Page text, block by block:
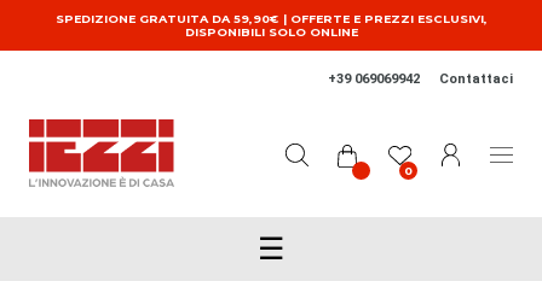
Salta al contenuto principale
SPEDIZIONE GRATUITA DA 59,90€ | OFFERTE E PREZZI ESCLUSIVI,
DISPONIBILI SOLO ONLINE
+39 069069942 Contattaci
0
☰